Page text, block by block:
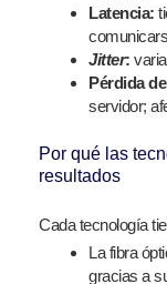
Latencia:
Jitter:
Pérdida
servidor;
Por qué las
resultados
Cada tecnología
La fibra
gracias a